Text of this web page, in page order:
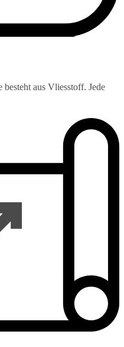
aus Vliesstoff. Jede